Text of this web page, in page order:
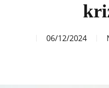
06/12/2024